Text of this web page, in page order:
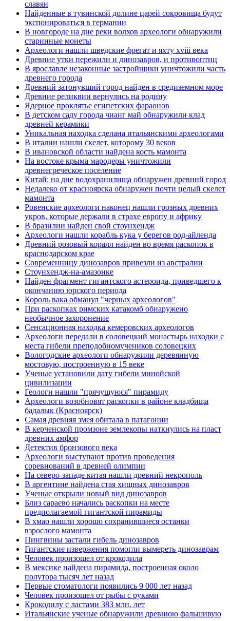
славян
Найденные в тувинской долине царей сокровища будут
экспонироваться в германии
В новгороде на дне реки волхов археологи обнаружили
старинные монеты
Археологи нашли шведские фрегат и яхту xviii века
Древние утки пережили и динозавров, и противоптиц
В ярославле незаконные застройщики уничтожили часть
древнего города
Древний затонувший город найден в средиземном море
Древние реликвии вернулись на родину
Ядерное проклятье египетских фараонов
В детском саду города чианг май обнаружили клад
древней керамики
Уникальная находка сделана итальянскими археологами
В италии нашли скелет, которому 30 веков
В ивановской области найдена кость мамонта
На востоке крыма мародеры уничтожили
древнегреческое поселение
Китай: на дне водохранилища обнаружен древний город
Недалеко от красноярска обнаружен почти целый скелет
мамонта
Ровенские археологи наконец нашли грозных древних
укров, которые держали в страхе европу и африку
В бразилии найден свой стоунхендж
Археологи нашли корабль кука у берегов род-айленда
Древний розовый коралл найден во время раскопок в
краснодарском крае
Современницу динозавров привезли из австралии
Стоунхендж-на-амазонке
Найден фрагмент гигантского астероида, приведшего к
окончанию юрского периода
Король вака обманул "черных археологов"
При раскопках римских катакомб обнаружено
необычное захоронение
Сенсационная находка кемеровских археологов
Археологи передали в соловецкий монастырь находки с
места гибели преподобномучеников соловецких
Вологодские археологи обнаружили деревянную
мостовую, построенную в 15 веке
Ученые установили дату гибели минойской
цивилизации
Геологи нашли "прячущуюся" пирамиду
Археологи возобновят раскопки в районе кладбища
бадалык (Красноярск)
Самая древняя змея обитала в патагонии
В керченской промзоне землекопы наткнулись на пласт
древних амфор
Детектив бронзового века
Археологи выступают против проведения
соревнований в древней олимпии
На северо-западе китая нашли древний некрополь
В аргентине найдена стая хищных динозавров
Ученые открыли новый вид динозавров
Близ сараево начались раскопки на месте
предполагаемой гигантской пирамиды
В хмао нашли хорошо сохранившиеся останки
взрослого мамонта
Пингвины застали гибель динозавров
Гигантские извержения помогли вымереть динозаврам
Человек произошел от крокодила
В мексике найдена пирамида, построенная около
полутора тысяч лет назад
Первые стоматологи появились 9 000 лет назад
Человек произошел от рыбы с руками
Крокодилу с ластами 383 млн. лет
Итальянские ученые обнаружили древнюю фальшивую